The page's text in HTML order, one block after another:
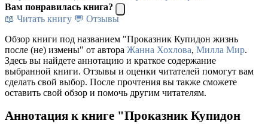
Вам понравилась книга?
📖 Читать книгу 💬 Отзывы
Обзор книги под названием "Проказник Купидон жизнь
после (не) измены" от автора Жанна Хохлова, Милла Мир.
Здесь вы найдете аннотацию и краткое содержание
выбранной книги. Отзывы и оценки читателей помогут вам
сделать свой выбор. После прочтения вы также сможете
оставить свой обзор и помочь другим читателям.
Аннотация к книге "Проказник Купидон